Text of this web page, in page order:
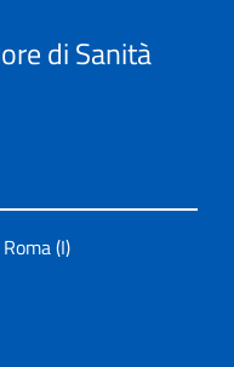
di Sanità
(I)